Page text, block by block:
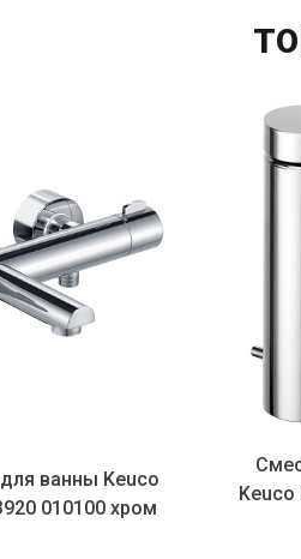
Keuco Plan Blue 53902 010000
хром